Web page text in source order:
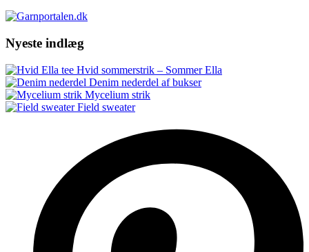
Nyeste indlæg
Hvid sommerstrik – Sommer Ella
Denim nederdel af bukser
Mycelium strik
Field sweater